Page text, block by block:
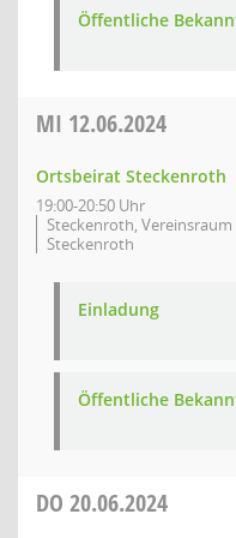
Öffentliche
MI 12.06.2024
Ortsbeirat Steckenroth
19:00-20:50 Uhr
Steckenroth,
Steckenroth
Einladung
Öffentliche
DO 20.06.2024